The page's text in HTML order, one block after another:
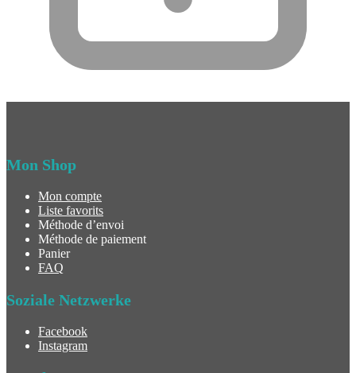
Mon Shop
Mon compte
Liste favorits
Méthode d’envoi
Méthode de paiement
Panier
FAQ
Soziale Netzwerke
Facebook
Instagram